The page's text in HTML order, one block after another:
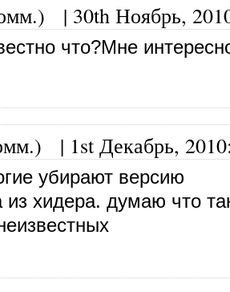
| 30th Ноябрь,
что?Мне
| 1st Декабрь, 2010
убирают версию
из хидера. думаю что